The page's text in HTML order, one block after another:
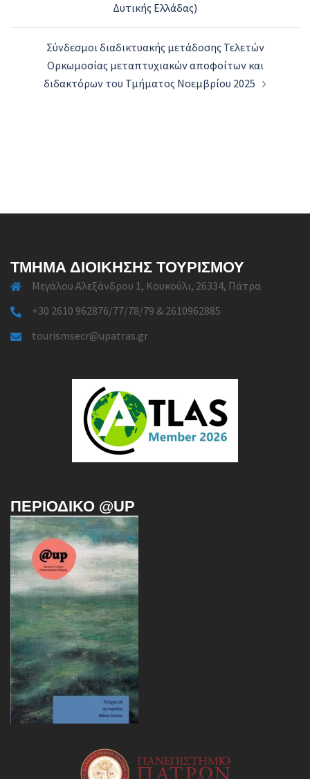
Δυτικής Ελλάδας)
Σύνδεσμοι διαδικτυακής μετάδοσης Τελετών
Ορκωμοσίας μεταπτυχιακών αποφοίτων και
διδακτόρων του Τμήματος Νοεμβρίου 2025
ΤΜΉΜΑ ΔΙΟΊΚΗΣΗΣ ΤΟΥΡΙΣΜΟΎ
Μεγάλου Αλεξάνδρου 1, Κουκούλι, 26334, Πάτρα
+30 2610 962876/77/78/79 & 2610962885
tourismsecr@upatras.gr
ΠΕΡΙΟΔΙΚΌ @UP